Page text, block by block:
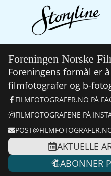
Foreningen Norske
Foreningens formål er
filmfotografer og b-
FILMFOTOGRAFER.NO PÅ
FILMFOTOGRAFENE PÅ
AKTUELLE
ABONNER